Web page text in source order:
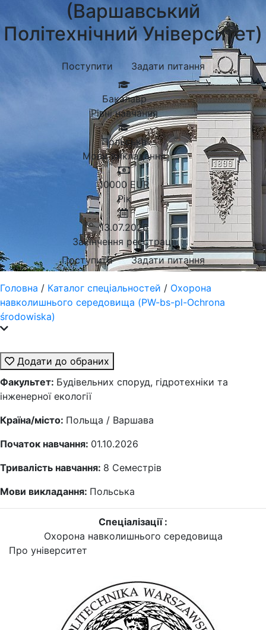
(Варшавський
Політехнічний Університет)
Поступити Задати питання
Бакалавр
Рівні навчання
Польська
Мови викладання
10000 EUR
Рік
13.07.2026
Закінчення реєстрації
Поступити
Задати питання
Головна / Каталог спеціальностей / Охорона
навколишнього середовища (PW-bs-pl-Ochrona
środowiska)
Додати до обраних
Факультет: Будівельних споруд, гідротехніки та
інженерної екології
Країна/місто: Польща / Варшава
Початок навчання: 01.10.2026
Тривалість навчання: 8 Семестрів
Мови викладання: Польська
Спеціалізації :
Охорона навколишнього середовища
Про університет